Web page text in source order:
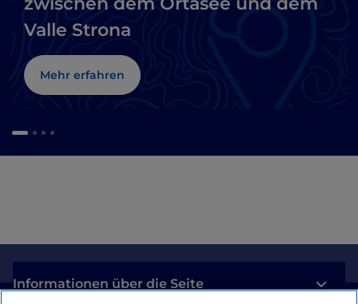
Valle Strona
Mehr erfahren
Informationen über die Seite